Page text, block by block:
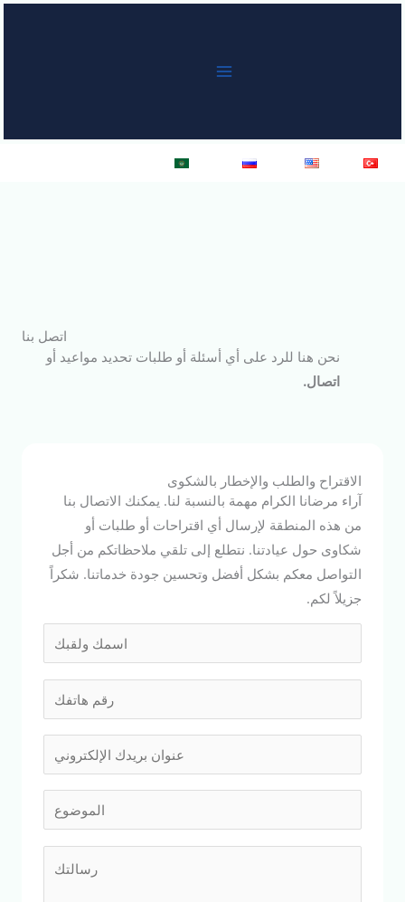
Türkçe
English
اتصل بنا
نحن هنا للرد على أي أسئلة أو طلبات تحديد مواعيد أو
اتصال.
الاقتراح والطلب والإخطار بالشكوى
آراء مرضانا الكرام مهمة بالنسبة لنا. يمكنك الاتصال بنا
من هذه المنطقة لإرسال أي اقتراحات أو طلبات أو
شكاوى حول عيادتنا. نتطلع إلى تلقي ملاحظاتكم من أجل
التواصل معكم بشكل أفضل وتحسين جودة خدماتنا. شكراً
جزيلاً لكم.